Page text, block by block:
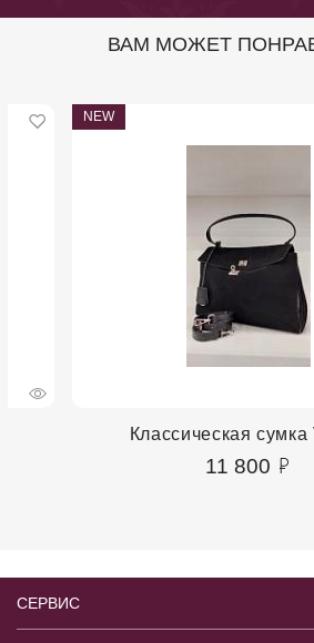
ВАМ МОЖЕТ
NEW
Классическая сумка
11 800
СЕРВИС